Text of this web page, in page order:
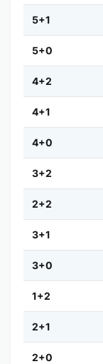
5+1
5+0
4+2
4+1
4+0
3+2
2+2
3+1
3+0
1+2
2+1
2+0